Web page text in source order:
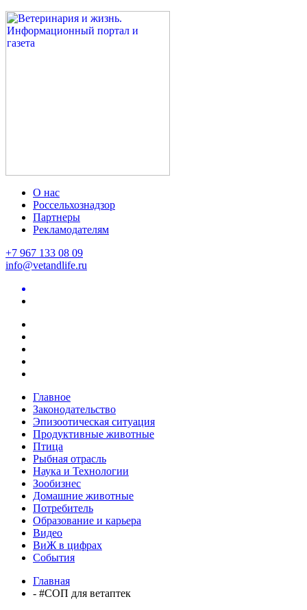
О нас
Россельхознадзор
Партнеры
Рекламодателям
+7 967 133 08 09
info@vetandlife.ru
Главное
Законодательство
Эпизоотическая ситуация
Продуктивные животные
Птица
Рыбная отрасль
Наука и Технологии
Зообизнес
Домашние животные
Потребитель
Образование и карьера
Видео
ВиЖ в цифрах
События
Главная
- #СОП для ветаптек